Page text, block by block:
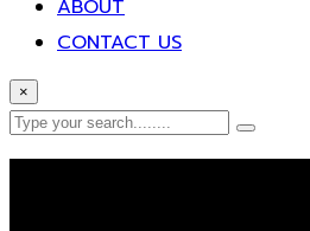
ABOUT
CONTACT US
×